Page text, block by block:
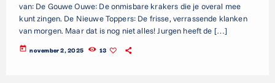
van: De Gouwe Ouwe: De onmisbare krakers die je overal mee
kunt zingen. De Nieuwe Toppers: De frisse, verrassende klanken
van morgen. Maar dat is nog niet alles! Jurgen heeft de […]
today november 2, 2025 13